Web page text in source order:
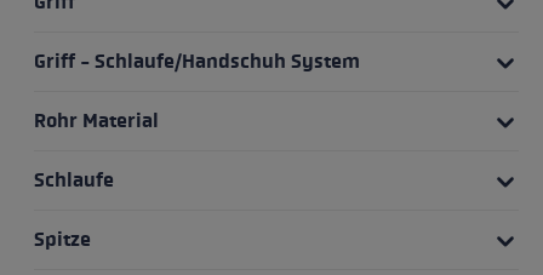
Griff - Schlaufe/Handschuh System
Rohr Material
Schlaufe
Spitze